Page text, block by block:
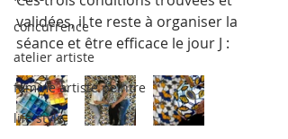
concurrence
atelier artiste
femme artiste peintre
life style
validées, il te reste à organiser la
séance et être efficace le jour J :